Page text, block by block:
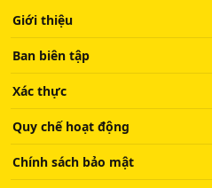
Giới thiệu
Ban biên tập
Xác thực
Quy chế hoạt động
Chính sách bảo mật